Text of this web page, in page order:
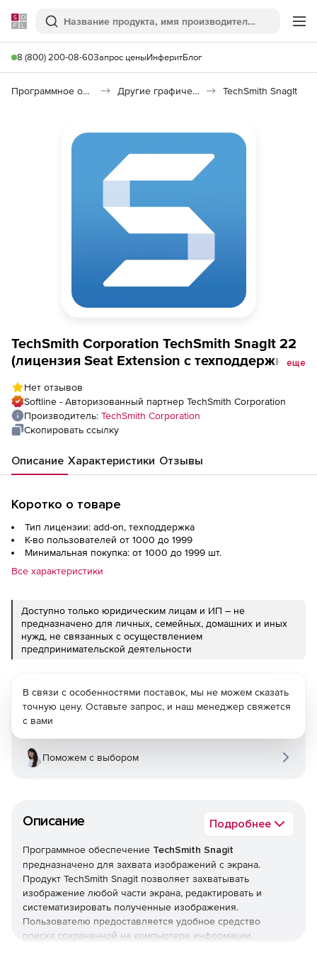
Softline
Поиск
8 (800) 200-08-60Запрос ценыИнферитБлог
Программное обеспечение для графики и дизайна Другие графические утилиты TechSmith SnagIt
TechSmith Corporation TechSmith SnagIt 22
(лицензия Seat Extension с техподдержкой
учреждений), Количество пользователей
еще
Нет отзывов
Softline - Авторизованный партнер TechSmith Corporation
Производитель: TechSmith Corporation
Скопировать ссылку
Описание Характеристики Отзывы
Коротко о товаре
Тип лицензии: add-on, техподдержка
К-во пользователей от 1000 до 1999
Минимальная покупка: от 1000 до 1999 шт.
Все характеристики
Доступно только юридическим лицам и ИП – не
предназначено для личных, семейных, домашних и иных
нужд, не связанных с осуществлением
предпринимательской деятельности
Описание Подробнее
Программное обеспечение TechSmith Snagit
предназначено для захвата изображений с экрана.
Продукт TechSmith Snagit позволяет захватывать
изображение любой части экрана, редактировать и
систематизировать полученные изображения.
Пользователю предоставляется удобное средство
поиска сохраненной на компьютере информации.
В связи с особенностями поставок, мы не можем сказать
точную цену. Оставьте запрос, и наш менеджер свяжется
с вами
Поможем с выбором